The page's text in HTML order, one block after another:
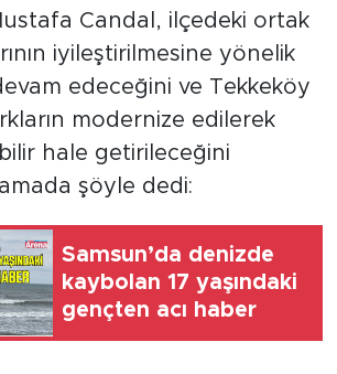
Candal, ilçedeki ortak
iyileştirilmesine yönelik
edeceğini ve Tekkeköy
modernize edilerek
hale getirileceğini
şöyle dedi:
Samsun’da denizde
kaybolan 17 yaşındaki
gençten acı haber